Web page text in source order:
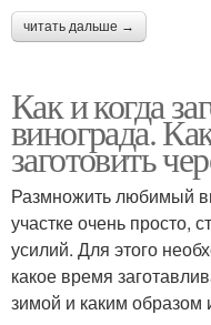
читать дальше →
Как и когда
винограда.
заготовить
Размножить любимый
участке очень просто,
усилий. Для этого
какое время
зимой и каким образом